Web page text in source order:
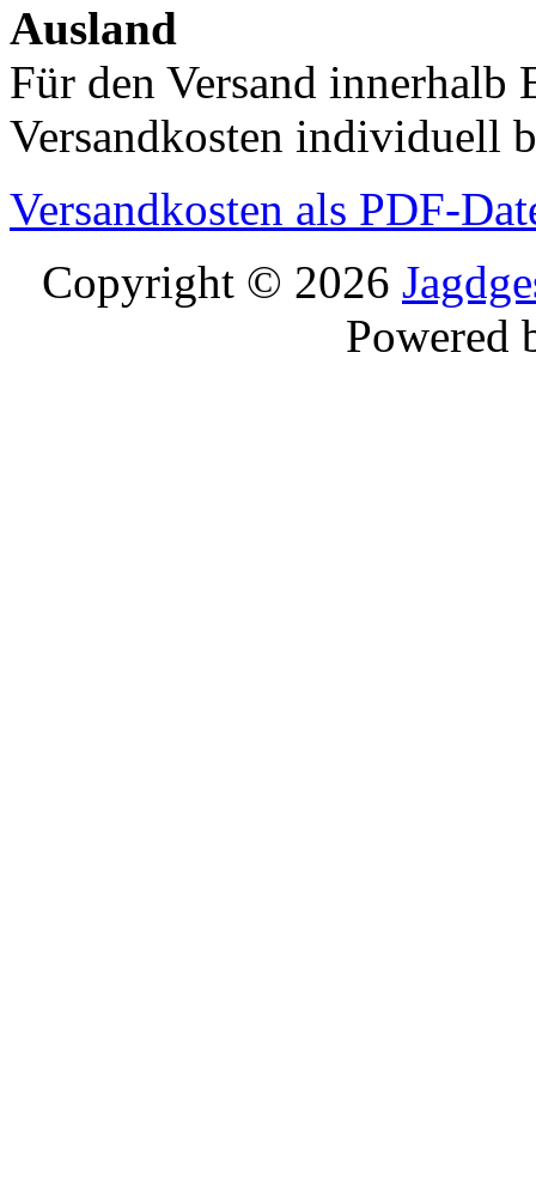
Ausland
Für den Versand innerhalb
Versandkosten individuell
Versandkosten als PDF-
Copyright © 2026
Powered